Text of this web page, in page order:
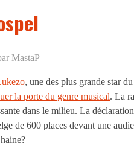
MastaP
, une des plus grande star
la porte du genre musical. La
dans le milieu. La
de 600 places devant une